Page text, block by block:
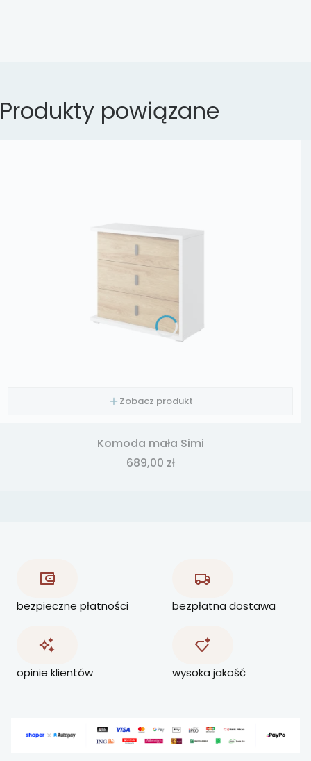
Produkty powiązane
Zobacz produkt
Komoda mała Simi
Cena
689,00 zł
bezpieczne płatności bezpłatna dostawa
opinie klientów wysoka jakość